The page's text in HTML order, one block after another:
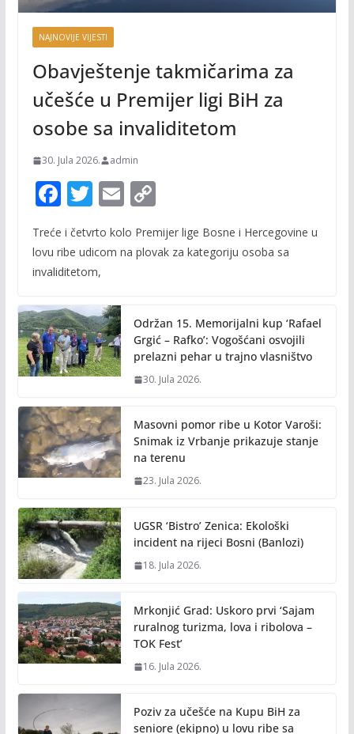
NAJNOVIJE VIJESTI
Obavještenje takmičarima za
učešće u Premijer ligi BiH za
osobe sa invaliditetom
30. Jula 2026. admin
F
ac
e
b
o
k
T
w
itt
er
E
m
ai
C
p
n
k
Treće i četvrto kolo Premijer lige Bosne i Hercegovine u
lovu ribe udicom na plovak za kategoriju osoba sa
invaliditetom,
Održan 15. Memorijalni kup ‘Rafael
Grgić – Rafko’: Vogošćani osvojili
prelazni pehar u trajno vlasništvo
30. Jula 2026.
Masovni pomor ribe u Kotor Varoši:
Snimak iz Vrbanje prikazuje stanje
na terenu
23. Jula 2026.
UGSR ‘Bistro’ Zenica: Ekološki
incident na rijeci Bosni (Banlozi)
18. Jula 2026.
Mrkonjić Grad: Uskoro prvi ‘Sajam
ruralnog turizma, lova i ribolova –
TOK Fest’
16. Jula 2026.
Poziv za učešće na Kupu BiH za
seniore (ekipno) u lovu ribe sa